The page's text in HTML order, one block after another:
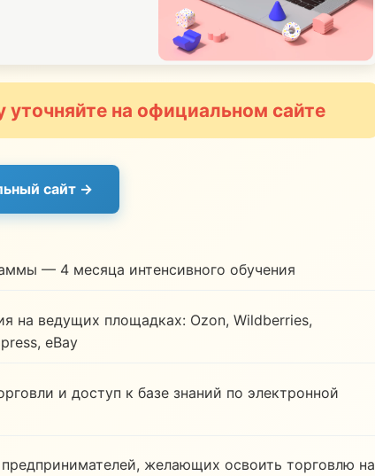
уточняйте на официальном сайте
сайт →
— 4 месяца интенсивного обучения
на ведущих площадках: Ozon, Wildberries,
eBay
и доступ к базе знаний по электронной
желающих освоить торговлю на